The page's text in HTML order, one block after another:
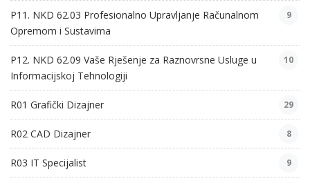
P11. NKD 62.03 Profesionalno Upravljanje Računalnom
Opremom i Sustavima
9
P12. NKD 62.09 Vaše Rješenje za Raznovrsne Usluge u
Informacijskoj Tehnologiji
10
R01 Grafički Dizajner 29
R02 CAD Dizajner 8
R03 IT Specijalist 9